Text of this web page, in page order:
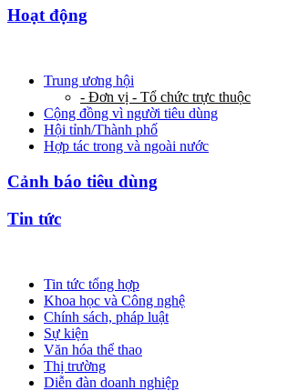
Hoạt động
Trung ương hội
- Đơn vị - Tổ chức trực thuộc
Cộng đồng vì người tiêu dùng
Hội tỉnh/Thành phố
Hợp tác trong và ngoài nước
Cảnh báo tiêu dùng
Tin tức
Tin tức tổng hợp
Khoa học và Công nghệ
Chính sách, pháp luật
Sự kiện
Văn hóa thể thao
Thị trường
Diễn đàn doanh nghiệp